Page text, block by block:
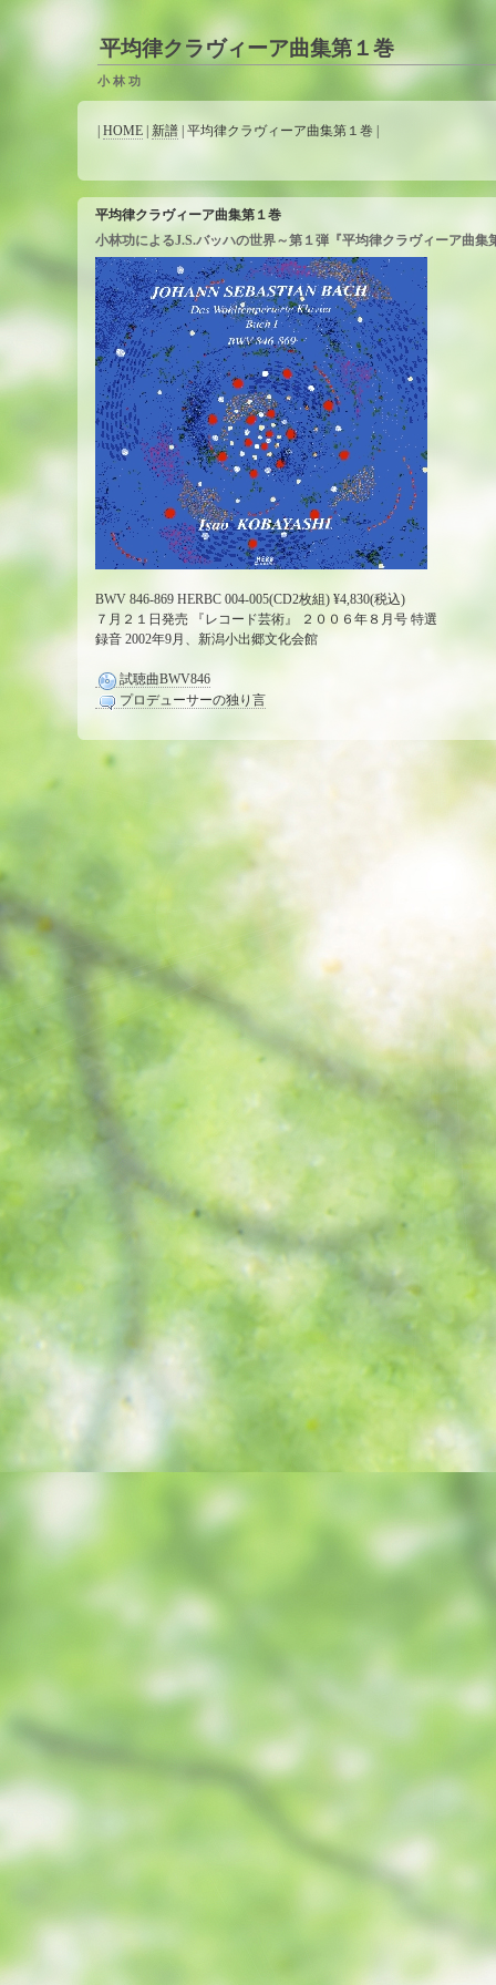
平均律クラヴィーア曲集第１巻
小 林 功
HOME| 新譜| 平均律クラヴィーア曲集第１巻 |
平均律クラヴィーア曲集第１巻
小林功によるJ.S.バッハの世界～第１弾『平均律クラヴィーア曲集
BWV 846-869 HERBC 004-005(CD2枚組) ¥4,830(税込)
７月２１日発売 『レコード芸術』 ２００６年８月号 特選
録音 2002年9月、新潟小出郷文化会館
試聴曲BWV846
プロデューサーの独り言